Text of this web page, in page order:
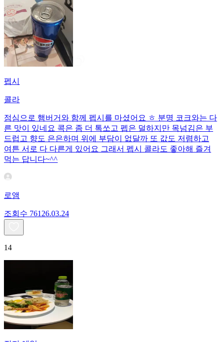
펩시
콜라
점심으로 햄버거와 함께 펩시를 마셨어요 ㅎ 분명 코크와는 다
른 맛이 있네요 콕은 좀 더 톡쏘고 펩은 덜하지만 목넘김은 부
드럽고 향도 은은하며 위에 부담이 없달까 또 값도 저렴하고
여튼 서로 다 다른게 있어요 그래서 펩시 콜라도 좋아해 즐겨
먹는 답니다~^^
로앰
조회수 761 26.03.24
14